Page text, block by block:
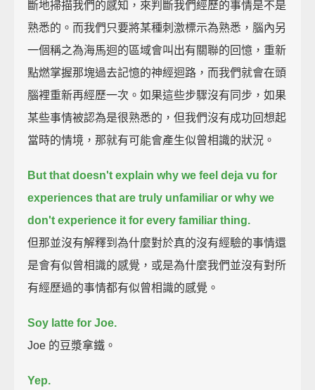
斷地掃描我們的感知，來判斷我們經歷的事情是不是
熟悉的。而我們只要將某種刺激標示為熟悉，腦內另
一個稱之為海馬迴的區域會叫出有關聯的回憶，重新
點燃掌握那塊過去記憶的神經迴路，而我們就會在頭
腦裡重新再經歷一次。如果這些步驟沒有同步，如果
某些事情被認為是很熟悉的，但我們沒有成功回想起
當時的情境，那就有可能會產生似曾相識的狀況。
But that doesn't explain why we feel deja vu for
experiences that are truly unfamiliar or why we
don't experience it for every familiar thing.
但那並沒有解釋到為什麼對於真的沒有經驗的事情還
是會有似曾相識的感覺，或是為什麼我們並沒有對所
有經歷過的事情都有似曾相識的感覺。
Soy latte for Joe.
Joe 的豆漿拿鐵。
Yep.